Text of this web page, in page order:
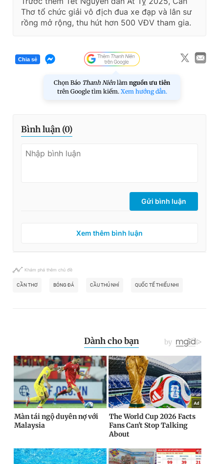
Thơ tổ chức giải vô địch đua xe đạp và lân sư
rồng mở rộng, thu hút hơn 500 VĐV tham gia.
Chia sẻ
Chọn Báo Thanh Niên làm nguồn ưu tiên
trên Google tìm kiếm. Xem hướng dẫn.
Bình luận (0)
Gửi bình luận
Xem thêm bình luận
Khám phá thêm chủ đề
CẦN THƠ BÓNG ĐÁ CẦU THỦ NHÍ QUỐC TẾ THIẾU NHI